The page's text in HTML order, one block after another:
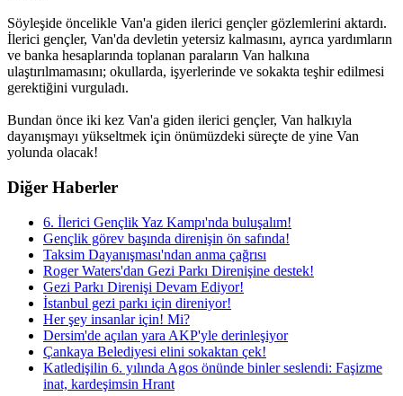
Söyleşide öncelikle Van'a giden ilerici gençler gözlemlerini aktardı.
İlerici gençler, Van'da devletin yetersiz kalmasını, ayrıca yardımların
ve banka hesaplarında toplanan paraların Van halkına
ulaştırılmamasını; okullarda, işyerlerinde ve sokakta teşhir edilmesi
gerektiğini vurguladı.
Bundan önce iki kez Van'a giden ilerici gençler, Van halkıyla
dayanışmayı yükseltmek için önümüzdeki süreçte de yine Van
yolunda olacak!
Diğer Haberler
6. İlerici Gençlik Yaz Kampı'nda buluşalım!
Gençlik görev başında direnişin ön safında!
Taksim Dayanışması'ndan anma çağrısı
Roger Waters'dan Gezi Parkı Direnişine destek!
Gezi Parkı Direnişi Devam Ediyor!
İstanbul gezi parkı için direniyor!
Her şey insanlar için! Mi?
Dersim'de açılan yara AKP'yle derinleşiyor
Çankaya Belediyesi elini sokaktan çek!
Katledişilin 6. yılında Agos önünde binler seslendi: Faşizme
inat, kardeşimsin Hrant